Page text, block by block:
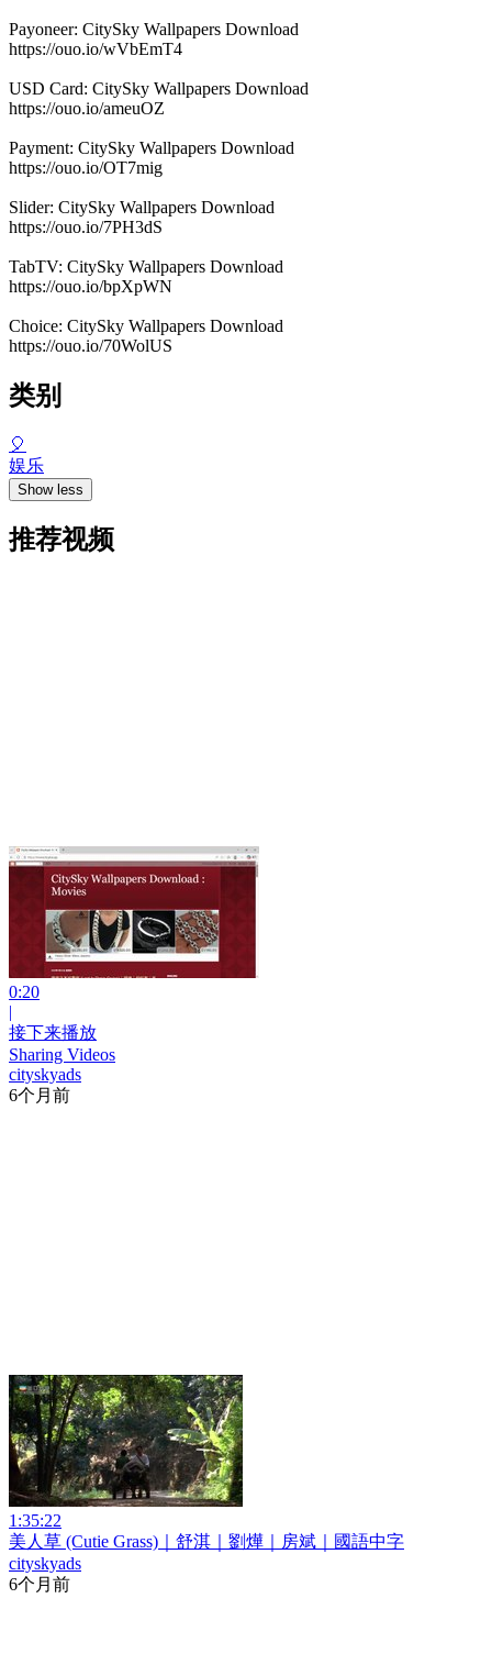
Payoneer: CitySky Wallpapers Download
https://ouo.io/wVbEmT4
USD Card: CitySky Wallpapers Download
https://ouo.io/ameuOZ
Payment: CitySky Wallpapers Download
https://ouo.io/OT7mig
Slider: CitySky Wallpapers Download
https://ouo.io/7PH3dS
TabTV: CitySky Wallpapers Download
https://ouo.io/bpXpWN
Choice: CitySky Wallpapers Download
https://ouo.io/70WolUS
类别
🎈
娱乐
Show less
推荐视频
0:20
|
接下来播放
Sharing Videos
cityskyads
6个月前
1:35:22
美人草 (Cutie Grass)｜舒淇｜劉燁｜房斌｜國語中字
cityskyads
6个月前